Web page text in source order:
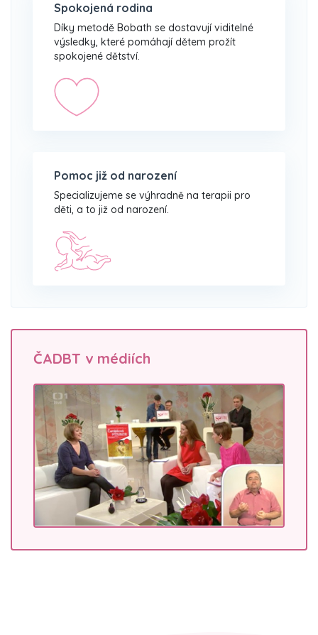
Spokojená rodina
Díky metodě Bobath se dostavují viditelné
výsledky, které pomáhají dětem prožít
spokojené dětství.
Pomoc již od narození
Specializujeme se výhradně na terapii pro
děti, a to již od narození.
ČADBT v médiích